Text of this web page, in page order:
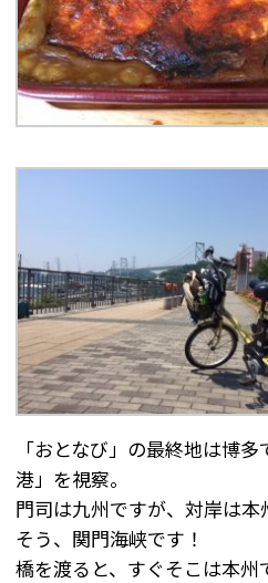
「おとなび」の最終地は博
港」を視察。
門司は九州ですが、対岸は本
そう、関門海峡です！
橋を渡ると、すぐそこは本州